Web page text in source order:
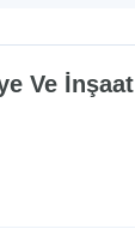
Ve İnşaat